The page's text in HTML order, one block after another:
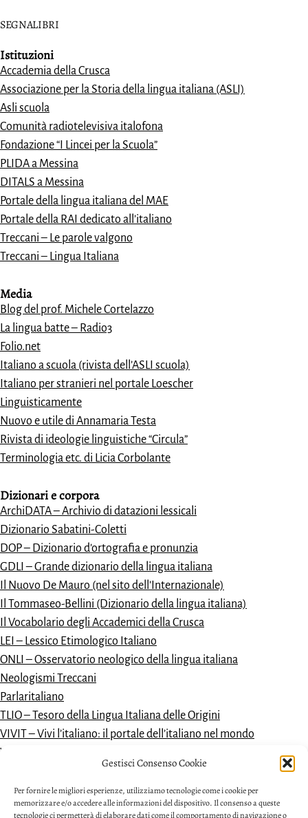
Gestisci Consenso Cookie
Per fornire le migliori esperienze, utilizziamo tecnologie come i cookie per
memorizzare e/o accedere alle informazioni del dispositivo. Il consenso a queste
tecnologie ci permetterà di elaborare dati come il comportamento di navigazione o
SEGNALIBRI
Istituzioni
Accademia della Crusca
Associazione per la Storia della lingua italiana (ASLI)
Asli scuola
Comunità radiotelevisiva italofona
Fondazione “I Lincei per la Scuola”
PLIDA a Messina
DITALS a Messina
Portale della lingua italiana del MAE
Portale della RAI dedicato all’italiano
Treccani – Le parole valgono
Treccani – Lingua Italiana
Media
Blog del prof. Michele Cortelazzo
La lingua batte – Radio3
Folio.net
Italiano a scuola (rivista dell’ASLI scuola)
Italiano per stranieri nel portale Loescher
Linguisticamente
Nuovo e utile di Annamaria Testa
Rivista di ideologie linguistiche “Circula”
Terminologia etc. di Licia Corbolante
Dizionari ecorpora
ArchiDATA – Archivio di datazioni lessicali
Dizionario Sabatini-Coletti
DOP – Dizionario d’ortografia e pronunzia
GDLI – Grande dizionario della lingua italiana
Il Nuovo De Mauro (nel sito dell’Internazionale)
Il Tommaseo-Bellini (Dizionario della lingua italiana)
Il Vocabolario degli Accademici della Crusca
LEI – Lessico Etimologico Italiano
ONLI – Osservatorio neologico della lingua italiana
Neologismi Treccani
Parlaritaliano
TLIO – Tesoro della Lingua Italiana delle Origini
VIVIT – Vivi l’italiano: il portale dell’italiano nel mondo
Vocabolario dantesco